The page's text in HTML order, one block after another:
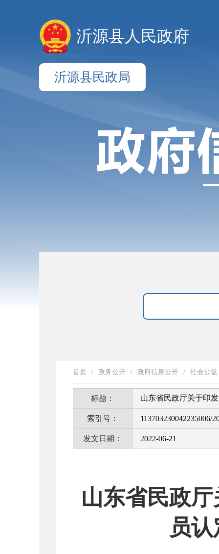
沂源县人民政府
沂源县民政局
首页 / 政务公开 / 政府信息公开 / 社会公益
标题： 山东省民政厅关于印
索引号： 113703230042235006/
发文日期： 2022-06-21
山东省民政
员